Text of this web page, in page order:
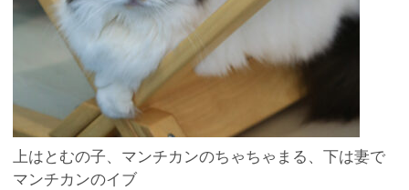
上はとむの子、マンチカンのちゃちゃまる、下は妻で
マンチカンのイブ